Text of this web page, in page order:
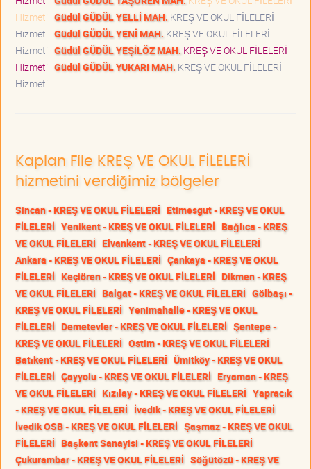
Hizmeti Güdül GÜDÜL YELLİ MAH. KREŞ VE OKUL FİLELERİ
Hizmeti Güdül GÜDÜL YENİ MAH. KREŞ VE OKUL FİLELERİ
Hizmeti Güdül GÜDÜL YEŞİLÖZ MAH. KREŞ VE OKUL FİLELERİ
Hizmeti Güdül GÜDÜL YUKARI MAH. KREŞ VE OKUL FİLELERİ
Hizmeti
Kaplan File KREŞ VE OKUL FİLELERİ
hizmetini verdiğimiz bölgeler
Sincan - KREŞ VE OKUL FİLELERİ Etimesgut - KREŞ VE OKUL
FİLELERİ Yenikent - KREŞ VE OKUL FİLELERİ Bağlıca - KREŞ
VE OKUL FİLELERİ Elvankent - KREŞ VE OKUL FİLELERİ
Ankara - KREŞ VE OKUL FİLELERİ Çankaya - KREŞ VE OKUL
FİLELERİ Keçiören - KREŞ VE OKUL FİLELERİ Dikmen - KREŞ
VE OKUL FİLELERİ Balgat - KREŞ VE OKUL FİLELERİ Gölbaşı -
KREŞ VE OKUL FİLELERİ Yenimahalle - KREŞ VE OKUL
FİLELERİ Demetevler - KREŞ VE OKUL FİLELERİ Şentepe -
KREŞ VE OKUL FİLELERİ Ostim - KREŞ VE OKUL FİLELERİ
Batıkent - KREŞ VE OKUL FİLELERİ Ümitköy - KREŞ VE OKUL
FİLELERİ Çayyolu - KREŞ VE OKUL FİLELERİ Eryaman - KREŞ
VE OKUL FİLELERİ Kızılay - KREŞ VE OKUL FİLELERİ Yapracık
- KREŞ VE OKUL FİLELERİ İvedik - KREŞ VE OKUL FİLELERİ
İvedik OSB - KREŞ VE OKUL FİLELERİ Şaşmaz - KREŞ VE OKUL
FİLELERİ Başkent Sanayisi - KREŞ VE OKUL FİLELERİ
Çukurambar - KREŞ VE OKUL FİLELERİ Söğütözü - KREŞ VE